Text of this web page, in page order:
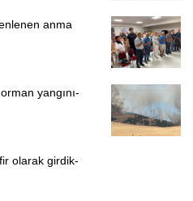
anma
yangını-
olarak girdik-